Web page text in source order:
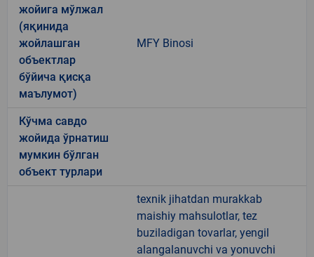
жойига мўлжал
(яқинида
жойлашган
объектлар
бўйича қисқа
маълумот)
MFY Binosi
Кўчма савдо
жойида ўрнатиш
мумкин бўлган
объект турлари
texnik jihatdan murakkab
maishiy mahsulotlar, tez
buziladigan tovarlar, yengil
alangalanuvchi va yonuvchi